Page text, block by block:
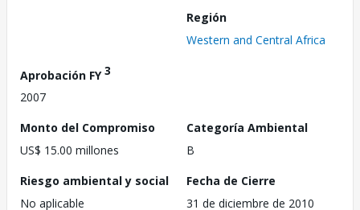
Región
Western and Central Africa
Aprobación FY3
2007
Monto del Compromiso
US$ 15.00 millones
Categoría Ambiental
B
Riesgo ambiental y social
No aplicable
Fecha de Cierre
31 de diciembre de 2010